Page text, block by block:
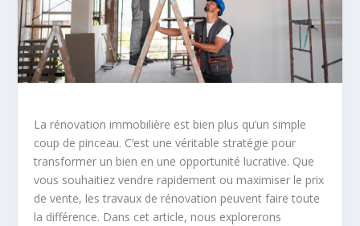
La rénovation immobilière est bien plus qu’un simple
coup de pinceau. C’est une véritable stratégie pour
transformer un bien en une opportunité lucrative. Que
vous souhaitiez vendre rapidement ou maximiser le prix
de vente, les travaux de rénovation peuvent faire toute
la différence. Dans cet article, nous explorerons